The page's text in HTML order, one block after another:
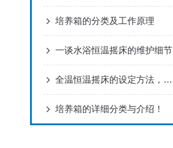
培养箱的分类及工作原理
一谈水浴恒温摇床的维护细节
全温恒温摇床的设定方法，你学会了吗？
培养箱的详细分类与介绍！